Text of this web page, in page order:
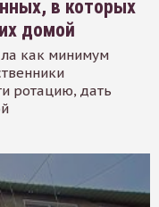
в которых
домой
как минимум
ротацию, дать